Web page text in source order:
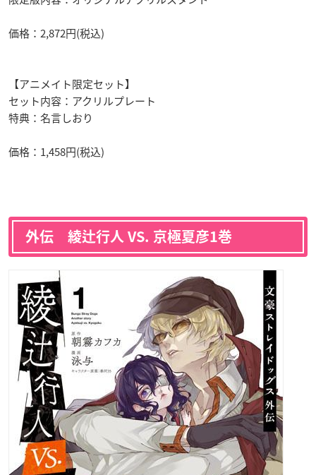
価格：2,872円(税込)
【アニメイト限定セット】
セット内容：アクリルプレート
特典：名言しおり
価格：1,458円(税込)
外伝 綾辻行人 VS. 京極夏彦1巻